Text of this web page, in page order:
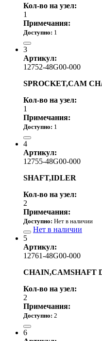
Кол-во на узел:
1
Примечания:
Доступно: 1
3
Артикул:
12752-48G00-000
SPROCKET,CAM
Кол-во на узел:
1
Примечания:
Доступно: 1
4
Артикул:
12755-48G00-000
SHAFT,IDLER
Кол-во на узел:
2
Примечания:
Доступно: Нет в наличии
Нет в наличии
5
Артикул:
12761-48G00-000
CHAIN,CAMSHAFT
Кол-во на узел:
2
Примечания:
Доступно: 2
6